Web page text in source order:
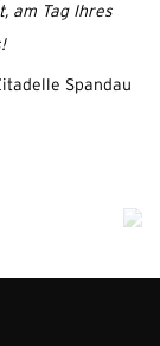
am Tag Ihres